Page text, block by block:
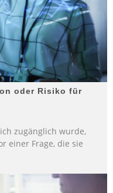
oder Risiko für
zugänglich wurde,
einer Frage, die sie